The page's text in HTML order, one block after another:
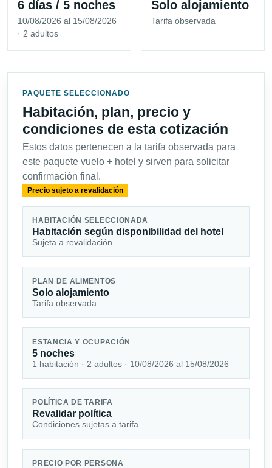
6 días / 5 noches
10/08/2026 al 15/08/2026
· 2 adultos
Solo alojamiento
Tarifa observada
PAQUETE SELECCIONADO
Habitación, plan, precio y
condiciones de esta cotización
Estos datos pertenecen a la tarifa observada para
este paquete vuelo + hotel y sirven para solicitar
confirmación final.
Precio sujeto a revalidación
HABITACIÓN SELECCIONADA
Habitación según disponibilidad del hotel
Sujeta a revalidación
PLAN DE ALIMENTOS
Solo alojamiento
Tarifa observada
ESTANCIA Y OCUPACIÓN
5 noches
1 habitación · 2 adultos · 10/08/2026 al 15/08/2026
POLÍTICA DE TARIFA
Revalidar política
Condiciones sujetas a tarifa
PRECIO POR PERSONA